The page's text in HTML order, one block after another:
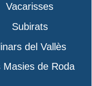
Vacarisses
Subirats
del Vallès
Masies de Roda